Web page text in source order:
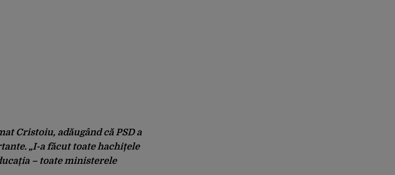
Cristoiu, adăugând că PSD a
„I-a făcut toate hachițele
– toate ministerele